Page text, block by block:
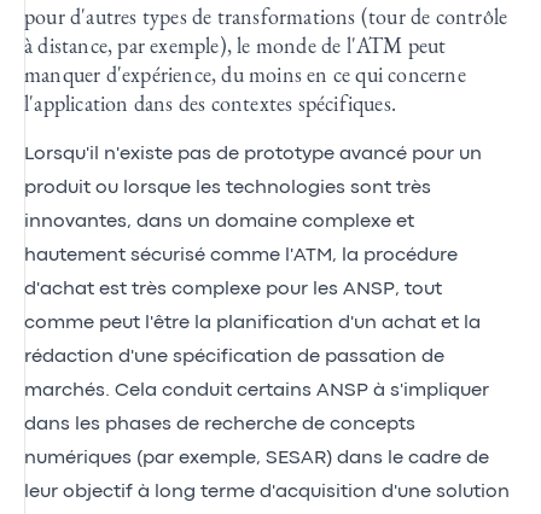
pour d'autres types de transformations (tour de contrôle
à distance, par exemple), le monde de l'ATM peut
manquer d'expérience, du moins en ce qui concerne
l'application dans des contextes spécifiques.
Lorsqu'il n'existe pas de prototype avancé pour un
produit ou lorsque les technologies sont très
innovantes, dans un domaine complexe et
hautement sécurisé comme l'ATM, la procédure
d'achat est très complexe pour les ANSP, tout
comme peut l'être la planification d'un achat et la
rédaction d'une spécification de passation de
marchés. Cela conduit certains ANSP à s'impliquer
dans les phases de recherche de concepts
numériques (par exemple, SESAR) dans le cadre de
leur objectif à long terme d'acquisition d'une solution